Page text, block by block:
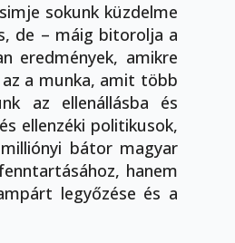
sokunk küzdelme
de – máig bitorolja a
eredmények, amikre
a munka, amit több
az ellenállásba és
ellenzéki politikusok,
bátor magyar
hanem
legyőzése és a